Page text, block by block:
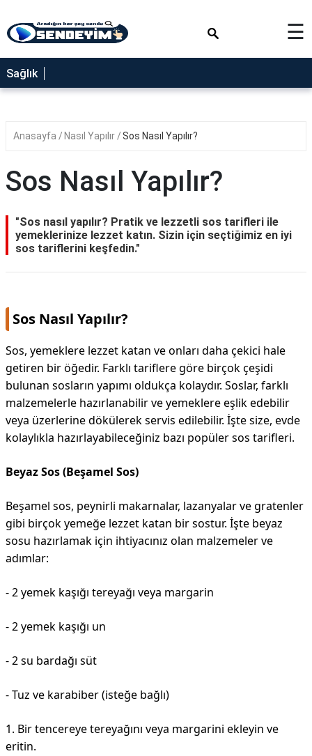
SAĞLIK
NEDİR
YEMEK
RÜYA
GEZİLECEK
YERLER
☰
Sağlık
Anasayfa Nasıl Yapılır Sos Nasıl Yapılır?
Sos Nasıl Yapılır?
"Sos nasıl yapılır? Pratik ve lezzetli sos tarifleri ile
yemeklerinize lezzet katın. Sizin için seçtiğimiz en iyi
sos tariflerini keşfedin."
Sos Nasıl Yapılır?
Sos, yemeklere lezzet katan ve onları daha çekici hale
getiren bir öğedir. Farklı tariflere göre birçok çeşidi
bulunan sosların yapımı oldukça kolaydır. Soslar, farklı
malzemelerle hazırlanabilir ve yemeklere eşlik edebilir
veya üzerlerine dökülerek servis edilebilir. İşte size, evde
kolaylıkla hazırlayabileceğiniz bazı popüler sos tarifleri.
Beyaz Sos (Beşamel Sos)
Beşamel sos, peynirli makarnalar, lazanyalar ve gratenler
gibi birçok yemeğe lezzet katan bir sostur. İşte beyaz
sosu hazırlamak için ihtiyacınız olan malzemeler ve
adımlar:
- 2 yemek kaşığı tereyağı veya margarin
- 2 yemek kaşığı un
- 2 su bardağı süt
- Tuz ve karabiber (isteğe bağlı)
1. Bir tencereye tereyağını veya margarini ekleyin ve
eritin.